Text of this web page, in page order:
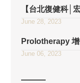
【台北復健科│
June 28, 2023
Prolotherapy
June 06, 2023